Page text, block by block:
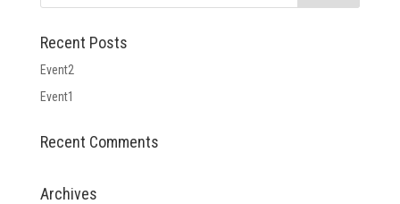
Recent Posts
Event2
Event1
Recent Comments
Archives